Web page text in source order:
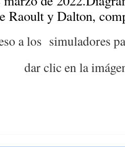
Raoult y Dalton,
a los simuladores
dar clic en la